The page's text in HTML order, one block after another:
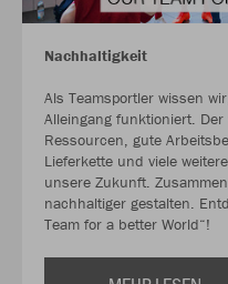
Nachhaltigkeit
Als Teamsportler wissen
Alleingang funktioniert.
Ressourcen, gute
Lieferkette und viele
unsere Zukunft.
nachhaltiger gestalten.
Team for a better World“!